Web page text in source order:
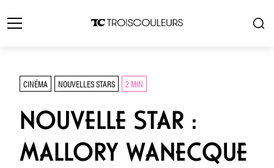
CINÉMA NOUVELLES STARS 2 MIN
NOUVELLE STAR :
MALLORY WANECQUE